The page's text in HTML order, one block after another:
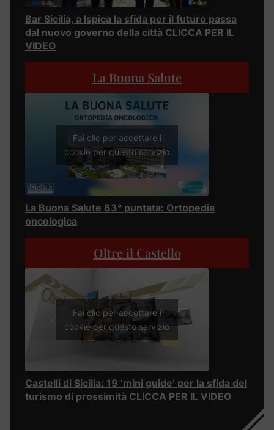
Bar Sicilia, a Ispica la sfida per il futuro passa
dal nuovo governo della città CLICCA PER IL
VIDEO
La Buona Salute
Fai clic per accettare i
cookie per questo servizio
La Buona Salute 63° puntata: Ortopedia
oncologica
Oltre il Castello
Fai clic per accettare i
cookie per questo servizio
Castelli di Sicilia: 19 ‘mini guide’ per la sfida del
turismo di prossimità CLICCA PER IL VIDEO